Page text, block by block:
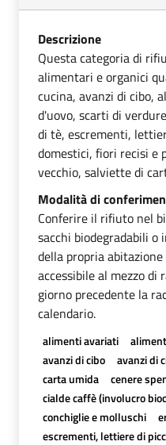
Descrizione
Questa categoria di
alimentari e organici
cucina, avanzi di cibo,
d'uovo, scarti di
di tè, escrementi,
domestici, fiori recisi e
vecchio, salviette di
Modalità di
Conferire il rifiuto nel
sacchi biodegradabili
della propria
accessibile al mezzo di
giorno precedente la
calendario.
alimenti avariati
avanzi di cibo
avanzi di
carta umida
cenere
cialde caffè (involucro
conchiglie e molluschi
escrementi, lettiere di